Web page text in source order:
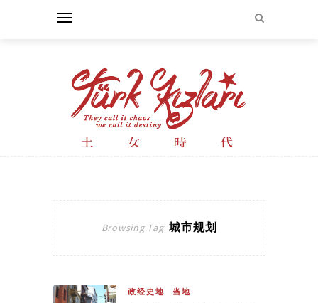
Browsing Tag 城市规划
政经史地 当地